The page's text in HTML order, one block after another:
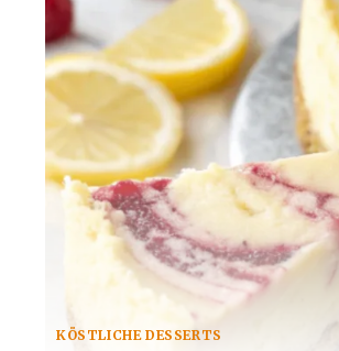
KÖSTLICHE DESSERTS